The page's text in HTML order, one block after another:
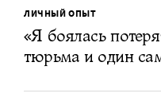
ЛИЧНЫЙ ОПЫТ
«Я боялась
тюрьма и один